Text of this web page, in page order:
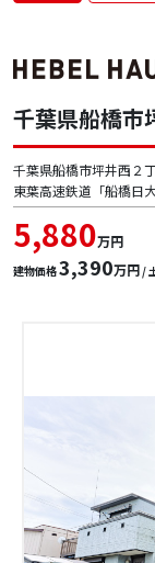
千葉県船橋市
千葉県船橋市坪井西２
東葉高速鉄道「船橋日
5,880万円
建物価格3,390万円 /